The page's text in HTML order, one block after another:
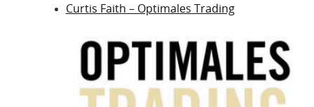
Curtis Faith – Optimales Trading